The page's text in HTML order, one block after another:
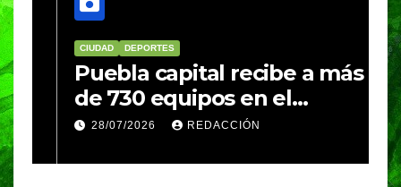
CIUDAD DEPORTES
Puebla capital recibe a más
de 730 equipos en el
Festival Máster de Voleibol
28/07/2026 REDACCIÓN